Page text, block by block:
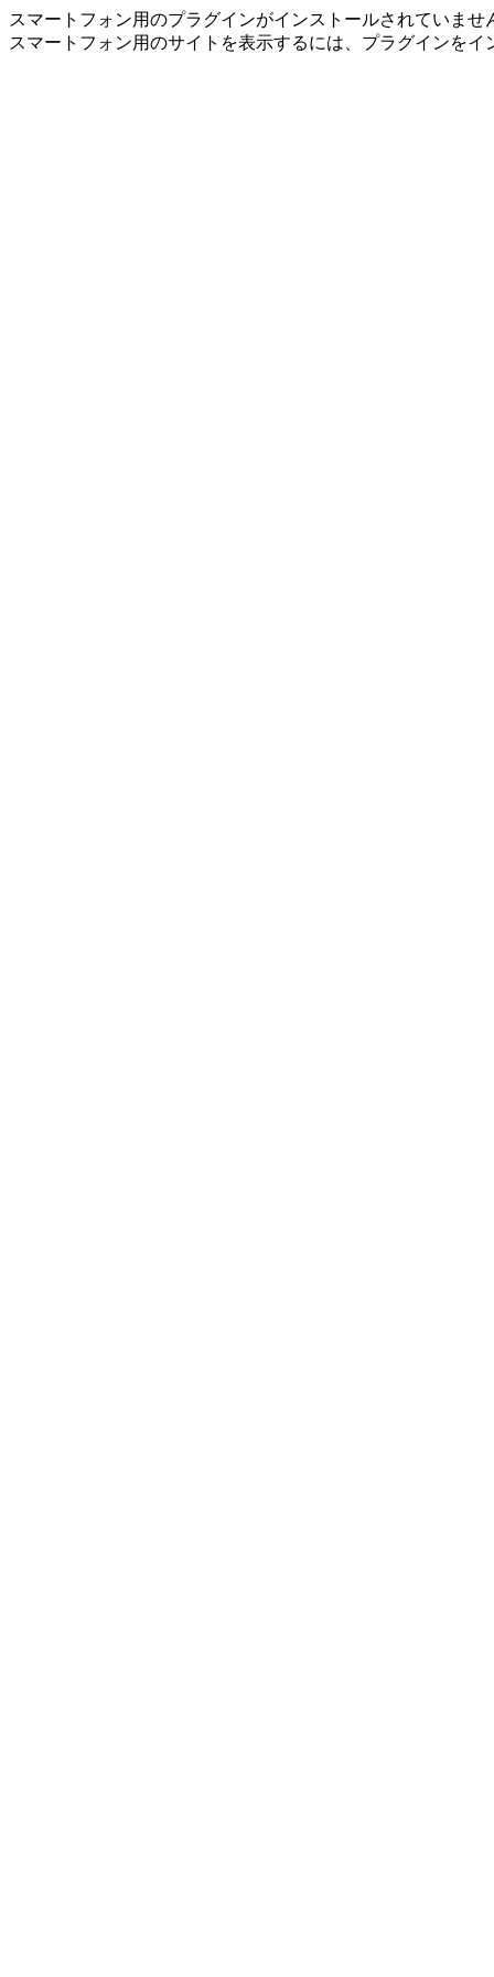
スマートフォン用のプラグインがインストールされていませ
スマートフォン用のサイトを表示するには、プラグインをイ